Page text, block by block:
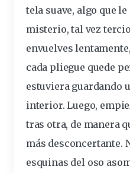
tela suave, algo que le
misterio, tal vez
envuelves
cada pliegue quede
estuviera guardando
interior. Luego,
tras otra, de manera
más desconcertante.
esquinas del oso